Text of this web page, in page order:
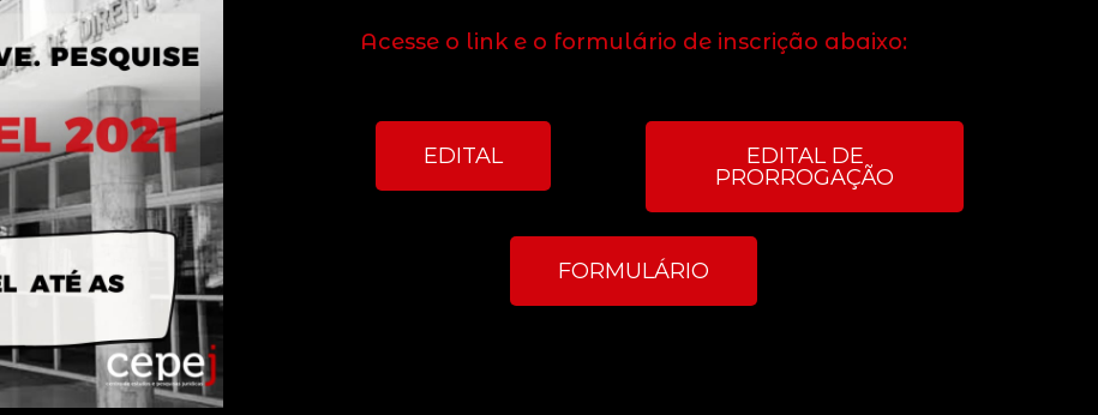
Acesse o link e o formulário de inscrição abaixo:
EDITAL
EDITAL DE
PRORROGAÇÃO
FORMULÁRIO